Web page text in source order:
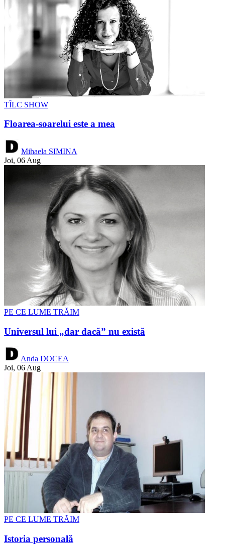
TÎLC SHOW
Floarea-soarelui este a mea
Mihaela SIMINA
Joi, 06 Aug
PE CE LUME TRĂIM
Universul lui „dar dacă” nu există
Anda DOCEA
Joi, 06 Aug
PE CE LUME TRĂIM
Istoria personală